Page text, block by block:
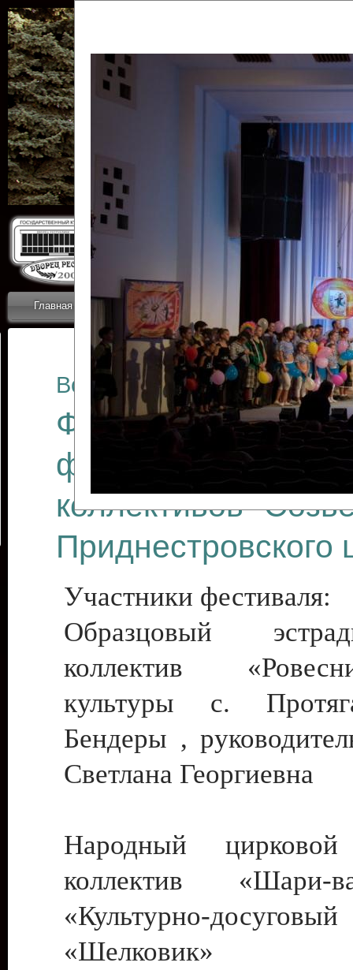
Главная Приветствие Новости
ОТЧЕТЫ ГКЦ
Все отчеты
Финал
фестиваля
коллективов
Приднестровского
Участники фестиваля:
Образцовый
коллектив
культуры с.
Бендеры ,
Светлана Георгиевна
Народный цирковой
коллектив
«Культурно-
«Шелковик»